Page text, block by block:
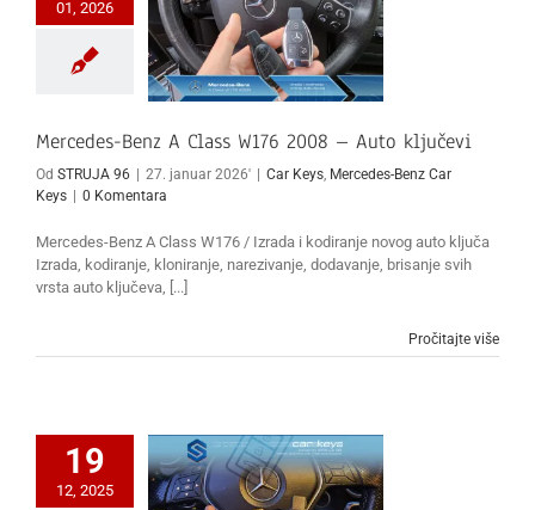
01, 2026
Mercedes-Benz A Class
W176 2008 – Auto
ključevi
Mercedes-Benz Car
Keys
Mercedes-Benz A Class W176 2008 – Auto ključevi
Od STRUJA 96 | 27. januar 2026' | Car Keys Mercedes-Benz Car
Keys | 0 Komentara
Mercedes-Benz A Class W176 / Izrada i kodiranje novog auto ključa
Izrada, kodiranje, kloniranje, narezivanje, dodavanje, brisanje svih
vrsta auto ključeva, [...]
Pročitajte više
19
12, 2025
Mercedes-Benz A Class